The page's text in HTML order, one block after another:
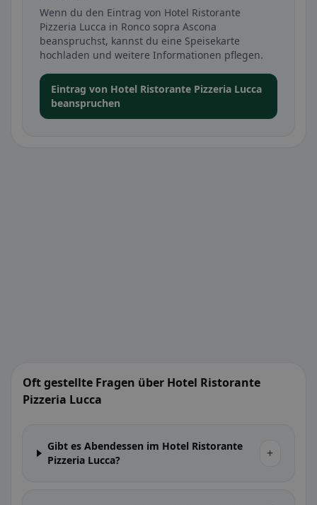
Wenn du den Eintrag von Hotel Ristorante
Pizzeria Lucca in Ronco sopra Ascona
beanspruchst, kannst du eine Speisekarte
hochladen und weitere Informationen pflegen.
Eintrag von Hotel Ristorante Pizzeria Lucca
beanspruchen
Oft gestellte Fragen über Hotel Ristorante
Pizzeria Lucca
Gibt es Abendessen im Hotel Ristorante
Pizzeria Lucca?
+